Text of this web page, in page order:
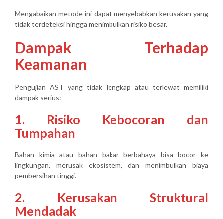
Mengabaikan metode ini dapat menyebabkan kerusakan yang
tidak terdeteksi hingga menimbulkan risiko besar.
Dampak Terhadap
Keamanan
Pengujian AST yang tidak lengkap atau terlewat memiliki
dampak serius:
1. Risiko Kebocoran dan
Tumpahan
Bahan kimia atau bahan bakar berbahaya bisa bocor ke
lingkungan, merusak ekosistem, dan menimbulkan biaya
pembersihan tinggi.
2. Kerusakan Struktural
Mendadak